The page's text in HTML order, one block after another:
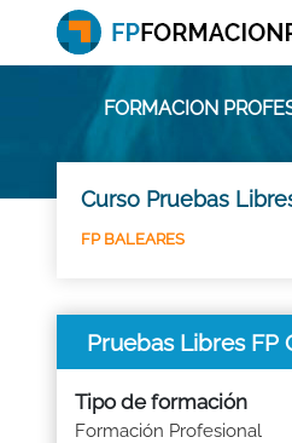
FORMACION
Curso Pruebas
FP BALEARES
Pruebas Libres FP
Tipo de formación
Formación Profesional